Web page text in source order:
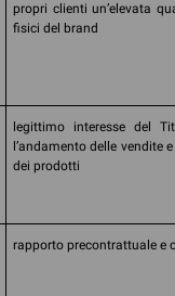
propri clienti un’elevata
fisici del brand
legittimo interesse del
l’andamento delle vendite
dei prodotti
rapporto precontrattuale e